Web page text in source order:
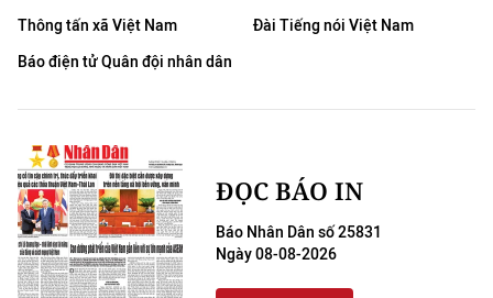
Thông tấn xã Việt Nam
Đài Tiếng nói Việt Nam
Báo điện tử Quân đội nhân dân
ĐỌC BÁO IN
Báo Nhân Dân số 25831
Ngày 08-08-2026